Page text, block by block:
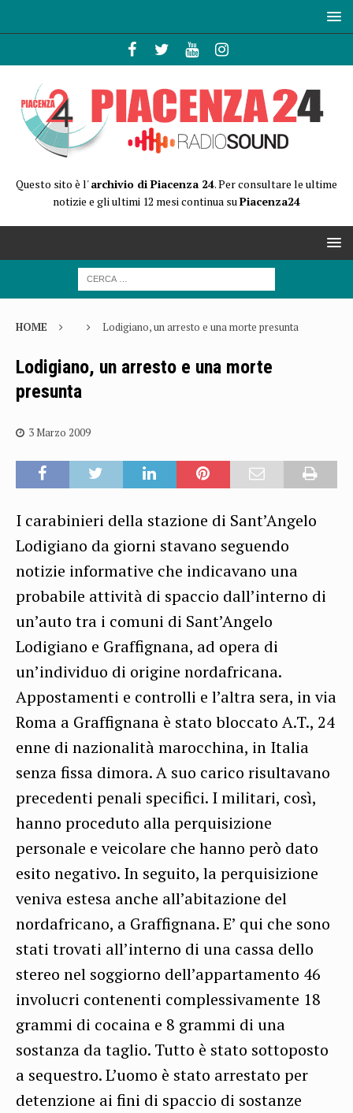
Questo sito è l'archivio di Piacenza 24. Per consultare le ultime
notizie e gli ultimi 12 mesi continua suPiacenza24
HOME Lodigiano, un arresto e una morte presunta
Lodigiano, un arresto e una morte
presunta
3 Marzo 2009
I carabinieri della stazione di Sant’Angelo
Lodigiano da giorni stavano seguendo
notizie informative che indicavano una
probabile attività di spaccio dall’interno di
un’auto tra i comuni di Sant’Angelo
Lodigiano e Graffignana, ad opera di
un’individuo di origine nordafricana.
Appostamenti e controlli e l’altra sera, in via
Roma a Graffignana è stato bloccato A.T., 24
enne di nazionalità marocchina, in Italia
senza fissa dimora. A suo carico risultavano
precedenti penali specifici. I militari, così,
hanno proceduto alla perquisizione
personale e veicolare che hanno però dato
esito negativo. In seguito, la perquisizione
veniva estesa anche all’abitazione del
nordafricano, a Graffignana. E’ qui che sono
stati trovati all’interno di una cassa dello
stereo nel soggiorno dell’appartamento 46
involucri contenenti complessivamente 18
grammi di cocaina e 8 grammi di una
sostanza da taglio. Tutto è stato sottoposto
a sequestro. L’uomo è stato arrestato per
detenzione ai fini di spaccio di sostanze